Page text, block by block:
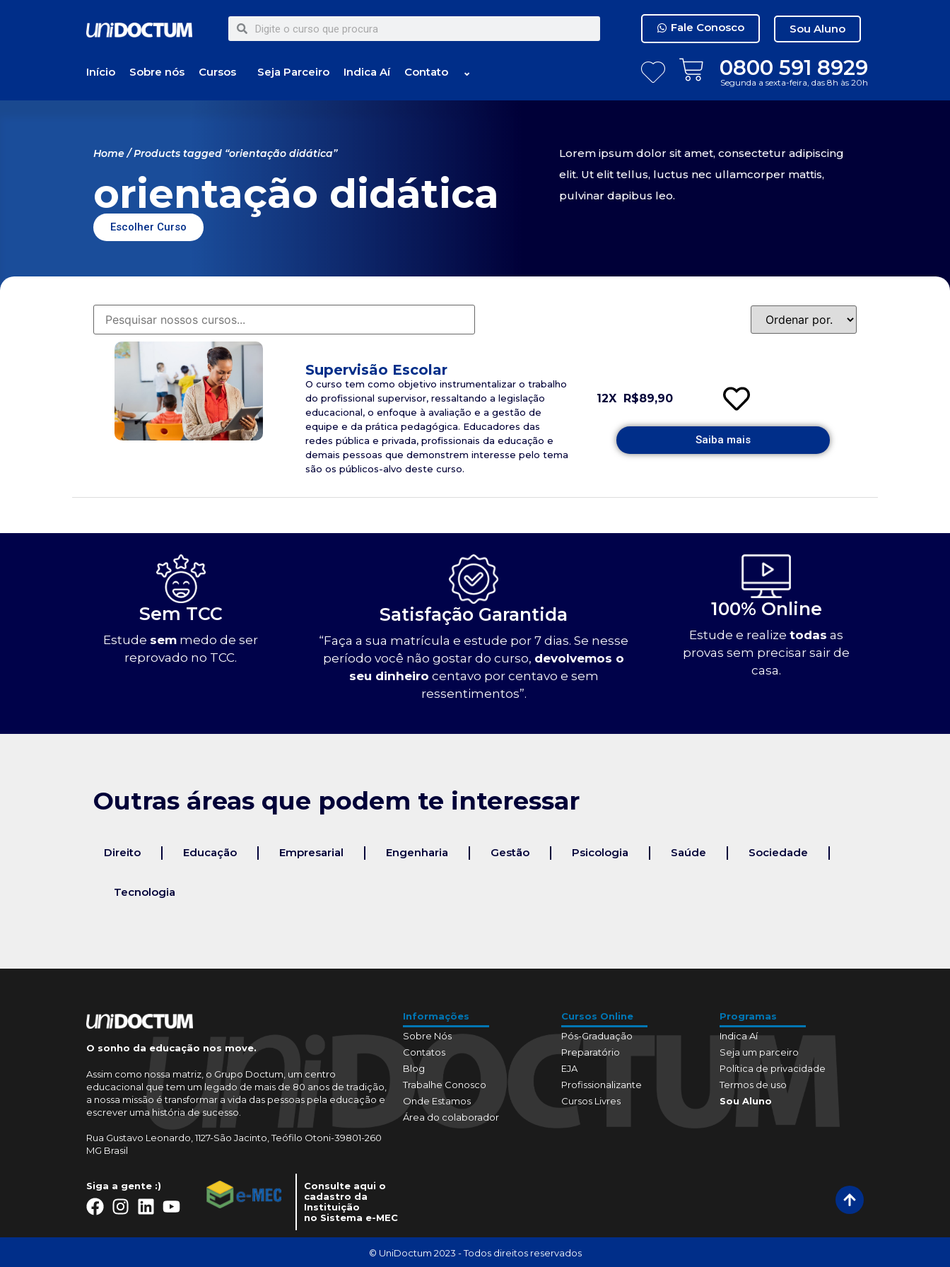
Fale Conosco Sou Aluno
Início Sobre nós Cursos Seja Parceiro Indica Aí Contato ⌄ 0800 591 8929
Segunda a sexta-feira, das 8h às 20h
Home/ Products tagged “orientação didática”
orientação didática
Escolher Curso
Lorem ipsum dolor sit amet, consectetur adipiscing
elit. Ut elit tellus, luctus nec ullamcorper mattis,
pulvinar dapibus leo.
Supervisão Escolar
O curso tem como objetivo instrumentalizar o trabalho
do profissional supervisor, ressaltando a legislação
educacional, o enfoque à avaliação e a gestão de
equipe e da prática pedagógica. Educadores das
redes pública e privada, profissionais da educação e
demais pessoas que demonstrem interesse pelo tema
são os públicos-alvo deste curso.
12X R$89,90
Saiba mais
Sem TCC
Estude sem medo de ser
reprovado no TCC.
Satisfação Garantida
“Faça a sua matrícula e estude por 7 dias. Se nesse
período você não gostar do curso, devolvemos o
seu dinheiro centavo por centavo e sem
ressentimentos”.
100% Online
Estude e realizetodas as
provas sem precisar sair de
casa.
Outras áreas que podem te interessar
Direito Educação Empresarial Engenharia Gestão Psicologia Saúde Sociedade
Tecnologia
O sonho da educação nos move.
Assim como nossa matriz, o Grupo Doctum, um centro
educacional que tem um legado de mais de 80 anos de tradição,
a nossa missão é transformar a vida das pessoas pela educação e
escrever uma história de sucesso.
Rua Gustavo Leonardo, 1127-São Jacinto, Teófilo Otoni-39801-260
MG Brasil
Informações
Sobre Nós
Contatos
Blog
Trabalhe Conosco
Onde Estamos
Área do colaborador
Cursos Online
Pós-Graduação
Preparatório
EJA
Profissionalizante
Cursos Livres
Programas
Indica Aí
Seja um parceiro
Política de privacidade
Termos de uso
Sou Aluno
Siga a gente :)
Consulte aqui o
cadastro da
Instituição
no Sistema e-MEC
© UniDoctum 2023 - Todos direitos reservados